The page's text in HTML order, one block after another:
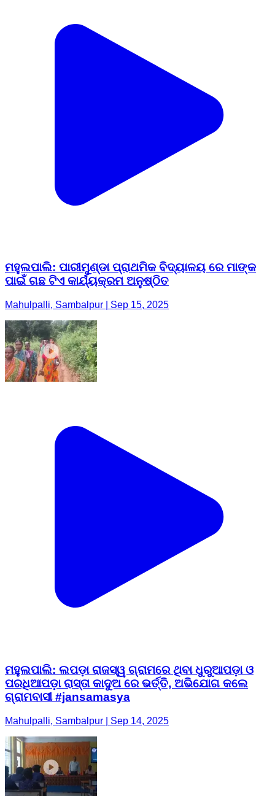
ମହୁଲପାଲି: ପାରୀମୁଣ୍ଡା ପ୍ରାଥମିକ ବିଦ୍ୟାଳୟ ରେ ମାଙ୍କ
ପାଇଁ ଗଛ ଟିଏ କାର୍ଯ୍ୟକ୍ରମ ଅନୁଷ୍ଠିତ
Mahulpalli, Sambalpur | Sep 15, 2025
ମହୁଲପାଲି: ଲପଡ଼ା ରାଜସ୍ୱ ଗ୍ରାମରେ ଥିବା ଧୁରୁଆପଡ଼ା ଓ
ପରଧିଆପଡ଼ା ରାସ୍ତା କାଦୁଅ ରେ ଭର୍ତ୍ତି, ଅଭିଯୋଗ କଲେ
ଗ୍ରାମବାସୀ #jansamasya
Mahulpalli, Sambalpur | Sep 14, 2025